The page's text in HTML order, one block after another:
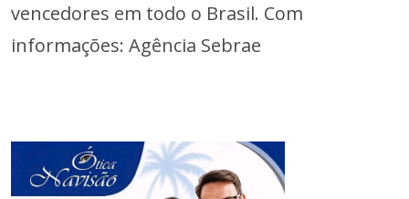
vencedores em todo o Brasil. Com
informações: Agência Sebrae